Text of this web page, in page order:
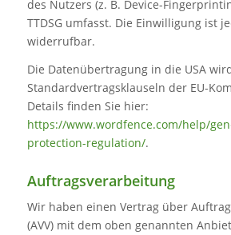
des Nutzers (z. B. Device-
TTDSG umfasst. Die Einwilligung ist
widerrufbar.
Die Datenübertragung in die USA
Standardvertragsklauseln der EU-
Details finden Sie hier:
https://www.wordfence.com/help/
protection-regulation/.
Auftragsverarbeitung
Wir haben einen Vertrag über
(AVV) mit dem oben genannten